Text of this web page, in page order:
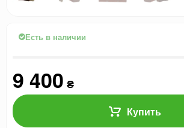
Есть в наличии
9 400 ₴
Купить